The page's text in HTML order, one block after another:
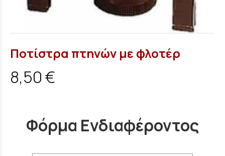
Ποτίστρα πτηνών με φλοτέρ
8,50 €
Φόρμα Ενδιαφέροντος